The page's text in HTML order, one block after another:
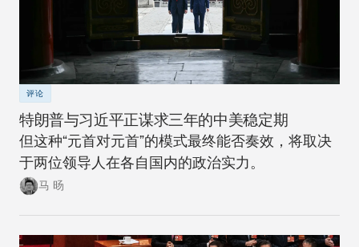
评论
特朗普与习近平正谋求三年的中美稳定期
但这种“元首对元首”的模式最终能否奏效，将取决
于两位领导人在各自国内的政治实力。
马 旸